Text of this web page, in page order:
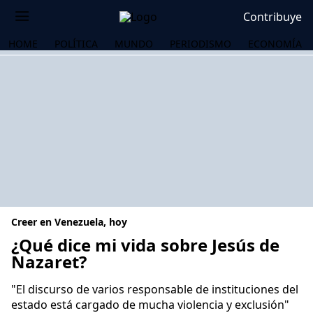
Contribuye
HOME POLÍTICA MUNDO PERIODISMO ECONOMÍA
Creer en Venezuela, hoy
¿Qué dice mi vida sobre Jesús de
Nazaret?
"El discurso de varios responsable de instituciones del
estado está cargado de mucha violencia y exclusión"